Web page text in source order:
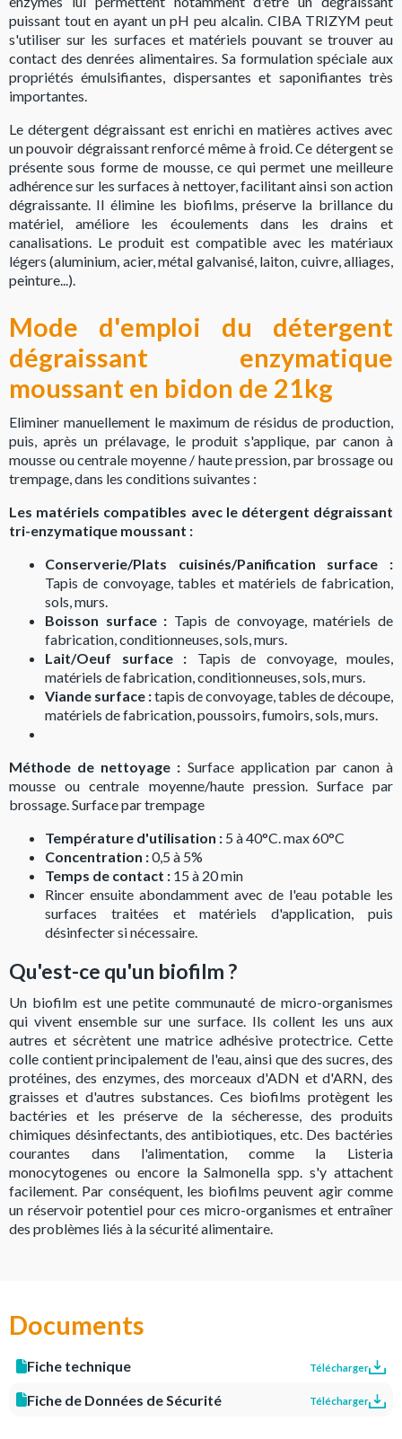
puissant tout en ayant un pH peu alcalin. CIBA TRIZYM peut
s'utiliser sur les surfaces et matériels pouvant se trouver au
contact des denrées alimentaires. Sa formulation spéciale aux
propriétés émulsifiantes, dispersantes et saponifiantes très
importantes.
Le détergent dégraissant est enrichi en matières actives avec
un pouvoir dégraissant renforcé même à froid. Ce détergent se
présente sous forme de mousse, ce qui permet une meilleure
adhérence sur les surfaces à nettoyer, facilitant ainsi son action
dégraissante. Il élimine les biofilms, préserve la brillance du
matériel, améliore les écoulements dans les drains et
canalisations. Le produit est compatible avec les matériaux
légers (aluminium, acier, métal galvanisé, laiton, cuivre, alliages,
peinture...).
Mode d'emploi du détergent
dégraissant enzymatique
moussant en bidon de 21kg
Eliminer manuellement le maximum de résidus de production,
puis, après un prélavage, le produit s'applique, par canon à
mousse ou centrale moyenne / haute pression, par brossage ou
trempage, dans les conditions suivantes :
Les matériels compatibles avec le détergent dégraissant
tri-enzymatique moussant :
Conserverie/Plats cuisinés/Panification surface :
Tapis de convoyage, tables et matériels de fabrication,
sols, murs.
Boisson surface : Tapis de convoyage, matériels de
fabrication, conditionneuses, sols, murs.
Lait/Oeuf surface : Tapis de convoyage, moules,
matériels de fabrication, conditionneuses, sols, murs.
Viande surface :tapis de convoyage, tables de découpe,
matériels de fabrication, poussoirs, fumoirs, sols, murs.
Méthode de nettoyage : Surface application par canon à
mousse ou centrale moyenne/haute pression. Surface par
brossage. Surface par trempage
Température d'utilisation : 5 à 40°C. max 60°C
Concentration :0,5 à 5%
Temps de contact : 15 à 20 min
Rincer ensuite abondamment avec de l'eau potable les
surfaces traitées et matériels d'application, puis
désinfecter si nécessaire.
Qu'est-ce qu'un biofilm ?
Un biofilm est une petite communauté de micro-organismes
qui vivent ensemble sur une surface. Ils collent les uns aux
autres et sécrètent une matrice adhésive protectrice. Cette
colle contient principalement de l'eau, ainsi que des sucres, des
protéines, des enzymes, des morceaux d'ADN et d'ARN, des
graisses et d'autres substances. Ces biofilms protègent les
bactéries et les préserve de la sécheresse, des produits
chimiques désinfectants, des antibiotiques, etc. Des bactéries
courantes dans l'alimentation, comme la Listeria
monocytogenes ou encore la Salmonella spp. s'y attachent
facilement. Par conséquent, les biofilms peuvent agir comme
un réservoir potentiel pour ces micro-organismes et entraîner
des problèmes liés à la sécurité alimentaire.
Documents
Fiche technique Télécharger
Fiche de Données de Sécurité Télécharger